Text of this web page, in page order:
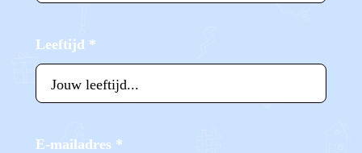
Leeftijd *
E-mailadres *